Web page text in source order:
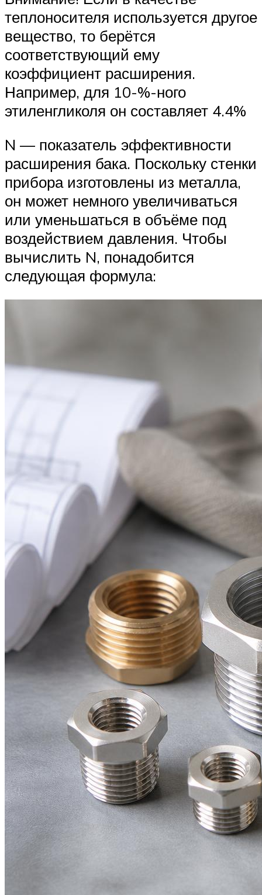
теплоносителя используется другое
вещество, то берётся
соответствующий ему
коэффициент расширения.
Например, для 10-%-ного
этиленгликоля он составляет 4.4%
N — показатель эффективности
расширения бака. Поскольку стенки
прибора изготовлены из металла,
он может немного увеличиваться
или уменьшаться в объёме под
воздействием давления. Чтобы
вычислить N, понадобится
следующая формула: